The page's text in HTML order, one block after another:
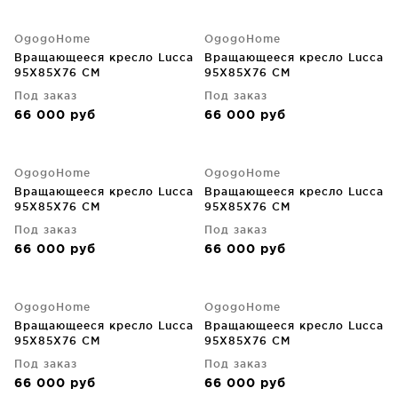
OgogoHome
Вращающееся кресло Lucca
95X85X76 CM
Под заказ
66 000 руб
OgogoHome
Вращающееся кресло Lucca
95X85X76 CM
Под заказ
66 000 руб
OgogoHome
Вращающееся кресло Lucca
95X85X76 CM
Под заказ
66 000 руб
OgogoHome
Вращающееся кресло Lucca
95X85X76 CM
Под заказ
66 000 руб
OgogoHome
Вращающееся кресло Lucca
95X85X76 CM
Под заказ
66 000 руб
OgogoHome
Вращающееся кресло Lucca
95X85X76 CM
Под заказ
66 000 руб